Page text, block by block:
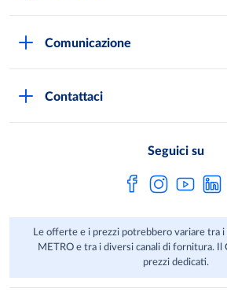
Metro AG
Comunicazione
Contattaci
Seguici su
Le offerte e i prezzi potrebbero variare tra
METRO e tra i diversi canali di fornitura. Il
prezzi dedicati.